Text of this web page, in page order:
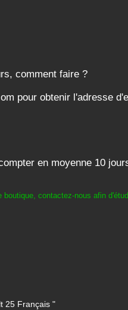
comment faire ?
pour obtenir l'adresse
en moyenne 10
contactez-nous afin
25 Français "